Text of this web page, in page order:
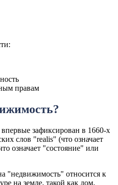
правам
зафиксирован в 1660-х
слов "realis" (что означает
означает "состояние" или
"недвижимость" относится к
на земле, такой как дом,